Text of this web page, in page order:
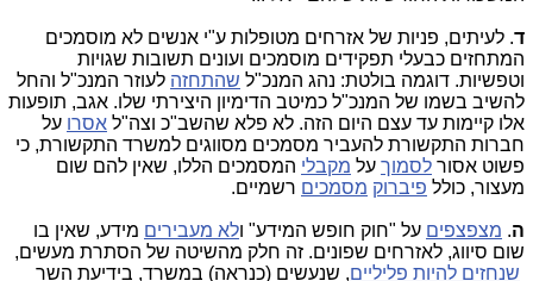
ד. לעיתים, פניות של אזרחים מטופלות ע"י אנשים לא מוסמכים
המתחזים כבעלי תפקידים מוסמכים ועונים תשובות שגויות
וטפשיות. דוגמה בולטת: נהג המנכ"ל שהתחזה לעוזר המנכ"ל והחל
להשיב בשמו של המנכ"ל כמיטב הדימיון היצירתי שלו. אגב, תופעות
אלו קיימות עד עצם היום הזה. לא פלא שהשב"כ וצה"ל אסרו על
חברות התקשורת להעביר מסמכים מסווגים למשרד התקשורת, כי
פשוט אסור לסמוך על מקבלי המסמכים הללו, שאין להם שום
מעצור, כולל פיברוק מסמכים רשמיים.
ה. מצפצפים על "חוק חופש המידע" ולא מעבירים מידע, שאין בו
שום סיווג, לאזרחים שפונים. זה חלק מהשיטה של הסתרת מעשים,
שנחזים להיות פליליים, שנעשים (כנראה) במשרד, בידיעת השר